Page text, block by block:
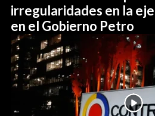
irregularidades en la
en el Gobierno Petro